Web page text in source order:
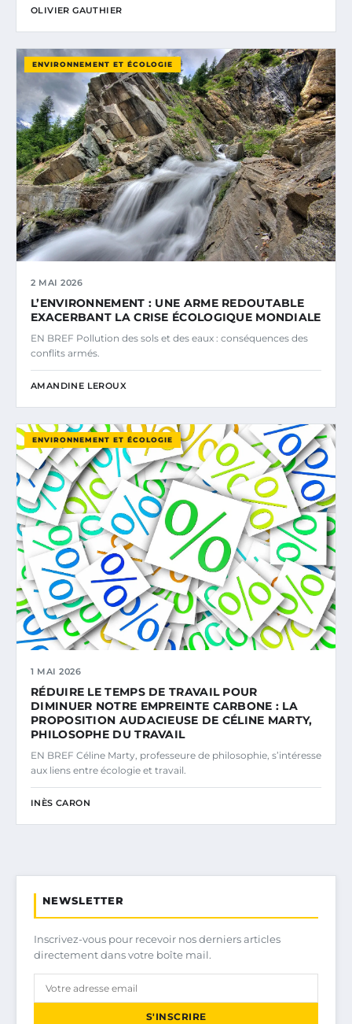
OLIVIER GAUTHIER
ENVIRONNEMENT ET ÉCOLOGIE
2 MAI 2026
L’ENVIRONNEMENT : UNE ARME REDOUTABLE
EXACERBANT LA CRISE ÉCOLOGIQUE MONDIALE
EN BREF Pollution des sols et des eaux : conséquences des
conflits armés.
AMANDINE LEROUX
ENVIRONNEMENT ET ÉCOLOGIE
1 MAI 2026
RÉDUIRE LE TEMPS DE TRAVAIL POUR
DIMINUER NOTRE EMPREINTE CARBONE : LA
PROPOSITION AUDACIEUSE DE CÉLINE MARTY,
PHILOSOPHE DU TRAVAIL
EN BREF Céline Marty, professeure de philosophie, s’intéresse
aux liens entre écologie et travail.
INÈS CARON
NEWSLETTER
Inscrivez-vous pour recevoir nos derniers articles
directement dans votre boîte mail.
S'INSCRIRE